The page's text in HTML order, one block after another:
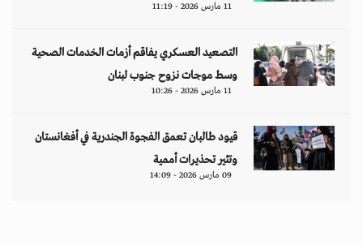
11 مارس 2026 - 11:19
التصعيد العسكري يفاقم أزمات الخدمات الصحية
وسط موجات نزوح جنوب لبنان
11 مارس 2026 - 10:26
قيود طالبان تعمق الفجوة الجندرية في أفغانستان
وتثير تحذيرات أممية
09 مارس 2026 - 14:09